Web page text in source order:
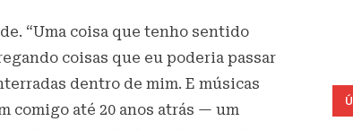
“Uma coisa que tenho sentido
coisas que eu poderia passar
dentro de mim. E músicas
comigo até 20 anos atrás — um